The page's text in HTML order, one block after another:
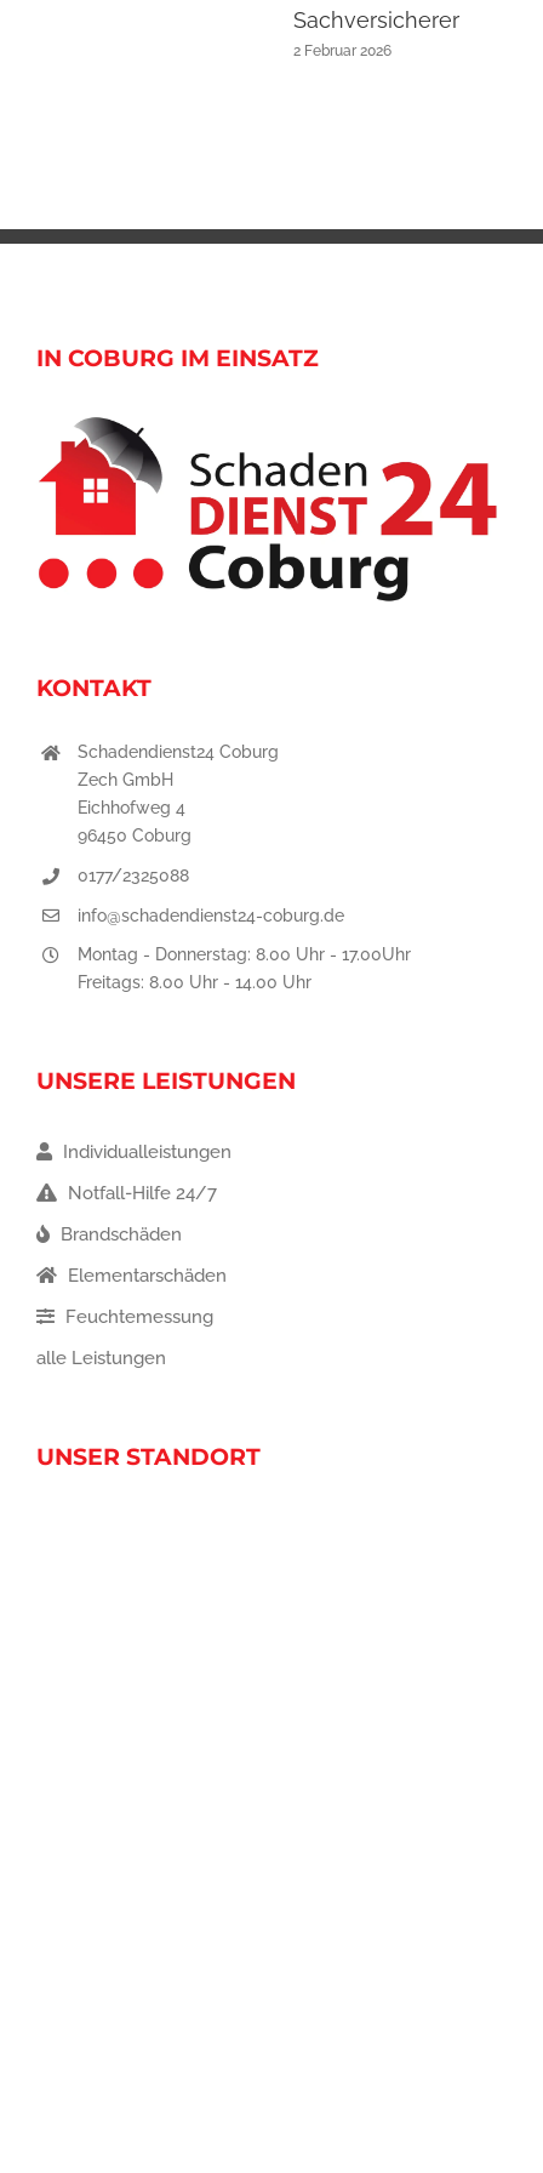
Sachversicherer
2 Februar 2026
IN COBURG IM EINSATZ
KONTAKT
Schadendienst24 Coburg
Zech GmbH
Eichhofweg 4
96450 Coburg
0177/2325088
info@schadendienst24-coburg.de
Montag - Donnerstag: 8.00 Uhr - 17.00Uhr
Freitags: 8.00 Uhr - 14.00 Uhr
UNSERE LEISTUNGEN
Individualleistungen
Notfall-Hilfe 24/7
Brandschäden
Elementarschäden
Feuchtemessung
alle Leistungen
UNSER STANDORT